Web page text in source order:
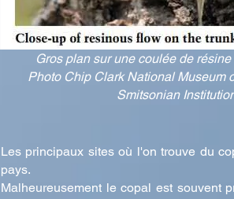
Gros plan sur une coulée de
Photo Chip Clark National Museum
Smitsonian
Les principaux sites où l'on trouve du
pays.
Malheureusement le copal est souvent